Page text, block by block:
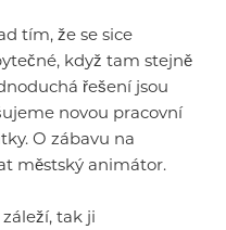
tím, že se sice
když tam stejně
řešení jsou
novou pracovní
O zábavu na
městský animátor.
tak ji